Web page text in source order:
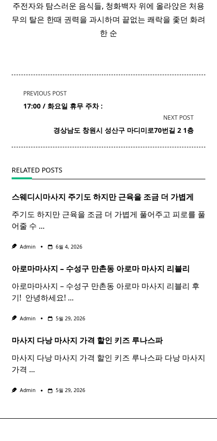
주전자와 탐스러운 음식들, 청화백자 위에 올라앉은 처용
무의 탈은 한때 권력을 과시하며 끝없는 쾌락을 좇던 화려
한 순
<span
class="nav-
text">Page</span>
PREVIOUS POST
17:00 / 화요일 휴무 주차 :
NEXT POST
경상남도 창원시 성산구 마디미로70번길 2 1층
RELATED POSTS
스웨디시마사지 주기도 하지만 근육을 조금 더 가볍게
주기도 하지만 근육을 조금 더 가볍게 풀어주고 피로를 풀
어줄 수 ...
Admin 6월 4, 2026
아로마마사지 – 수성구 만촌동 아로마 마사지 리블리
아로마마사지 – 수성구 만촌동 아로마 마사지 리블리 후
기! ​ 안녕하세요! ...
Admin 5월 29, 2026
마사지 다낭마사지 가격 할인 키즈 루나스파
마사지 다낭 마사지 가격 할인 키즈 루나스파 다낭 마사지
가격 ...
Admin 5월 29, 2026